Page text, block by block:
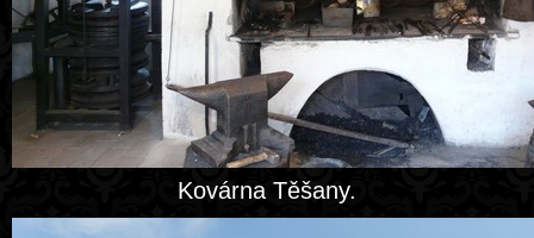
Kovárna Těšany.